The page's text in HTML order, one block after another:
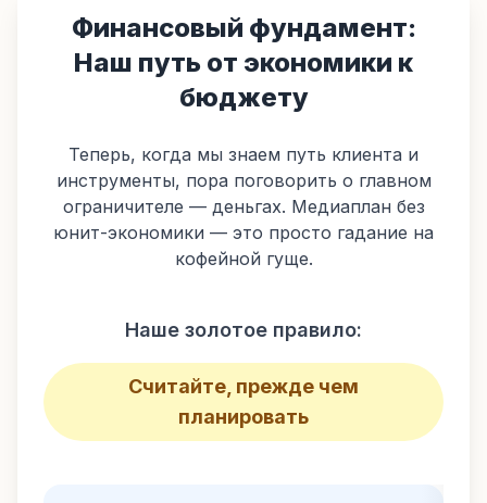
Финансовый фундамент:
Наш путь от экономики к
бюджету
Теперь, когда мы знаем путь клиента и
инструменты, пора поговорить о главном
ограничителе — деньгах. Медиаплан без
юнит-экономики — это просто гадание на
кофейной гуще.
Наше золотое правило:
Считайте, прежде чем
планировать